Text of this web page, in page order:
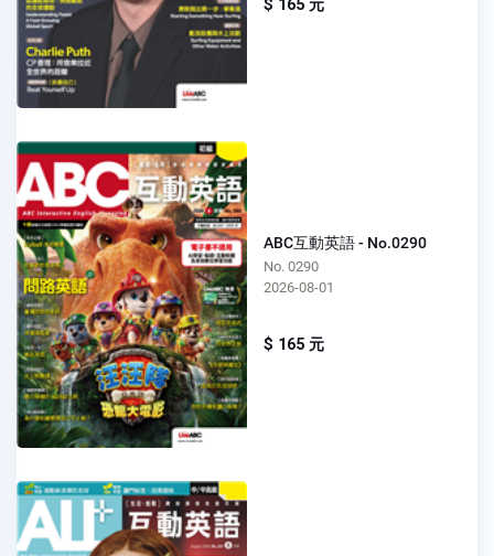
$ 165 元
ABC互動英語 - No.0290
No. 0290
2026-08-01
$ 165 元